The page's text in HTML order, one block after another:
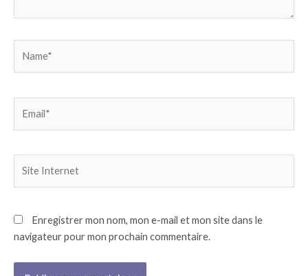
Internet
Enregistrer mon nom, mon e-mail et mon site dans le
navigateur pour mon prochain commentaire.